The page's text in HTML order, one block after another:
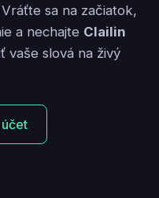
sa na začiatok,
a nechajte Clailin
vaše slová na živý